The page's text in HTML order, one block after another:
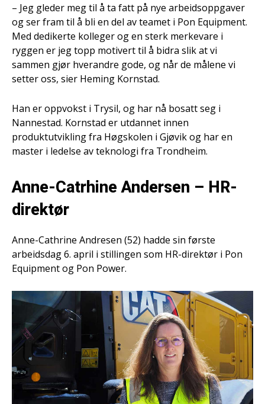
– Jeg gleder meg til å ta fatt på nye arbeidsoppgaver
og ser fram til å bli en del av teamet i Pon Equipment.
Med dedikerte kolleger og en sterk merkevare i
ryggen er jeg topp motivert til å bidra slik at vi
sammen gjør hverandre gode, og når de målene vi
setter oss, sier Heming Kornstad.
Han er oppvokst i Trysil, og har nå bosatt seg i
Nannestad. Kornstad er utdannet innen
produktutvikling fra Høgskolen i Gjøvik og har en
master i ledelse av teknologi fra Trondheim.
Anne-Catrhine Andersen – HR-
direktør
Anne-Cathrine Andresen (52) hadde sin første
arbeidsdag 6. april i stillingen som HR-direktør i Pon
Equipment og Pon Power.